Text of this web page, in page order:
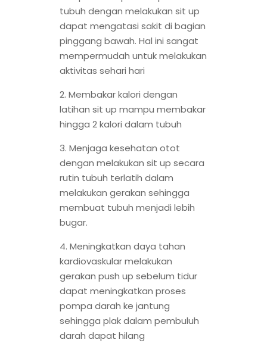
tubuh dengan melakukan sit up
dapat mengatasi sakit di bagian
pinggang bawah. Hal ini sangat
mempermudah untuk melakukan
aktivitas sehari hari
2. Membakar kalori dengan
latihan sit up mampu membakar
hingga 2 kalori dalam tubuh
3. Menjaga kesehatan otot
dengan melakukan sit up secara
rutin tubuh terlatih dalam
melakukan gerakan sehingga
membuat tubuh menjadi lebih
bugar.
4. Meningkatkan daya tahan
kardiovaskular melakukan
gerakan push up sebelum tidur
dapat meningkatkan proses
pompa darah ke jantung
sehingga plak dalam pembuluh
darah dapat hilang